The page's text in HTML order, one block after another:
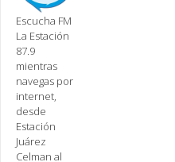
Escucha FM
La Estación
87.9
mientras
navegas por
internet,
desde
Estación
Juárez
Celman al